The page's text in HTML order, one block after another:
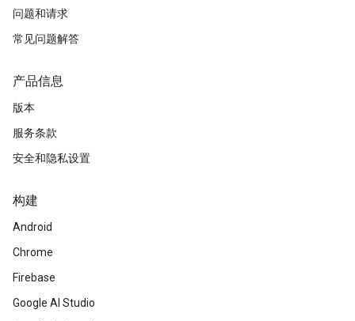
问题和请求
常见问题解答
产品信息
版本
服务条款
安全和隐私设置
构建
Android
Chrome
Firebase
Google AI Studio